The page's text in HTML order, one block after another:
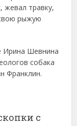
жевал травку,
рыжую
Ирина Шевнина
собака
Франклин.
с